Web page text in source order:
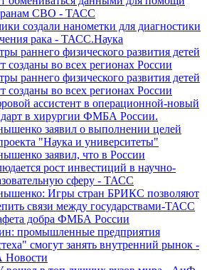
СВО - ТАСС
создали нанометки для диагностики
рака - ТАСС.Наука
раннего физического развития детей
созданы во всех регионах России
раннего физического развития детей
созданы во всех регионах России
ассистент в операционной-новый
в хирургии ФМБА России.
заявил о выполнении целей
"Наука и университеты"
заявил, что в России
рост инвестиций в научно-
сферу - ТАСС
Игры стран БРИКС позволяют
связи между государствами-ТАСС
добра ФМБА России
промышленные предприятия
смогут занять внутренний рынок -